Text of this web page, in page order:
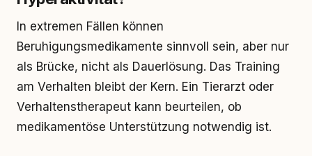
In extremen Fällen können
Beruhigungsmedikamente sinnvoll sein, aber nur
als Brücke, nicht als Dauerlösung. Das Training
am Verhalten bleibt der Kern. Ein Tierarzt oder
Verhaltenstherapeut kann beurteilen, ob
medikamentöse Unterstützung notwendig ist.